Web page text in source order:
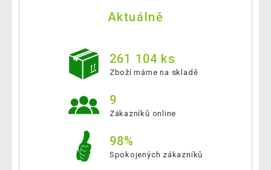
Aktuálně
261 104 ks
Zboží máme na skladě
9
Zákazníků online
98%
Spokojených zákazníků